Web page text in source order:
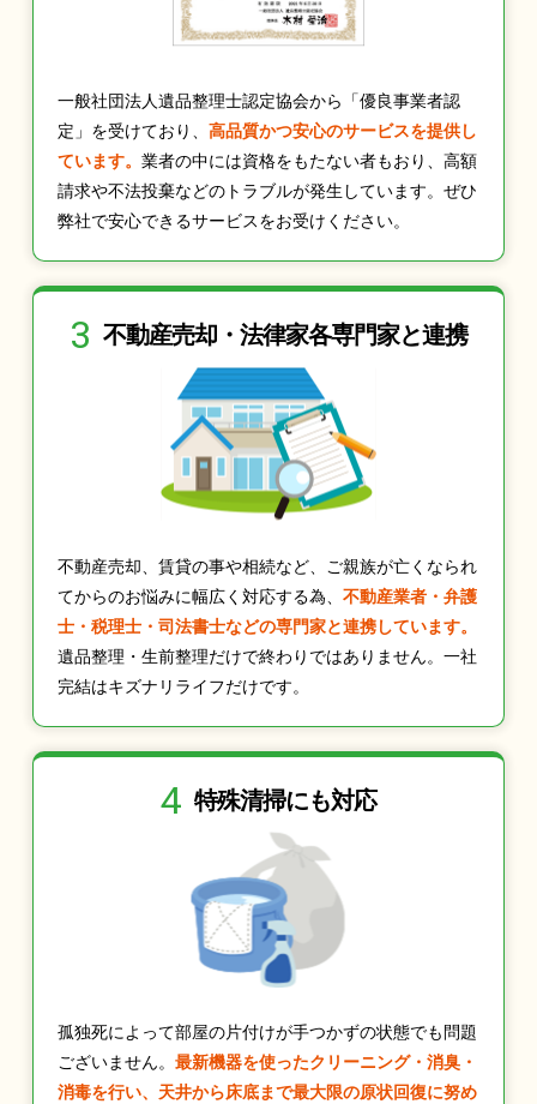
一般社団法人遺品整理士認定協会から「優良事業者認
定」を受けており、 高品質かつ安心のサービスを提供し
ています。 業者の中には資格をもたない者もおり、高額
請求や不法投棄などのトラブルが発生しています。ぜひ
弊社で安心できるサービスをお受けください。
3 不動産売却・法律家各専門家と連携
不動産売却、賃貸の事や相続など、ご親族が亡くなられ
てからのお悩みに幅広く対応する為、 不動産業者・弁護
士・税理士・司法書士などの専門家と連携しています。
遺品整理・生前整理だけで終わりではありません。一社
完結はキズナリライフだけです。
4 特殊清掃にも対応
孤独死によって部屋の片付けが手つかずの状態でも問題
ございません。 最新機器を使ったクリーニング・消臭・
消毒を行い、天井から床底まで最大限の原状回復に努め